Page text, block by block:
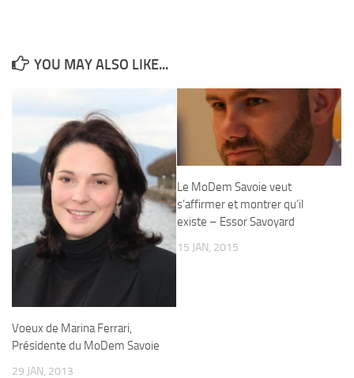
YOU MAY ALSO LIKE...
Voeux de Marina Ferrari,
Présidente du MoDem Savoie
29 JAN, 2013
Le MoDem Savoie veut
s’affirmer et montrer qu’il
existe – Essor Savoyard
15 JAN, 2015